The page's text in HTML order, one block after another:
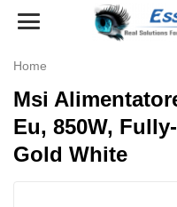
Toggle
Home
Msi
Eu, 850W,
Gold White